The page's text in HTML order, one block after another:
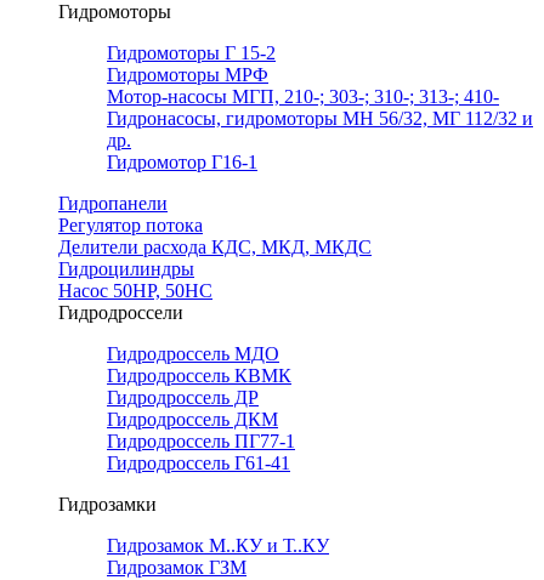
Гидромоторы
Гидромоторы Г 15-2
Гидромоторы МРФ
Мотор-насосы МГП, 210-; 303-; 310-; 313-; 410-
Гидронасосы, гидромоторы МН 56/32, МГ 112/32 и
др.
Гидромотор Г16-1
Гидропанели
Регулятор потока
Делители расхода КДС, МКД, МКДС
Гидроцилиндры
Насос 50НР, 50НС
Гидродроссели
Гидродроссель МДО
Гидродроссель КВМК
Гидродроссель ДР
Гидродроссель ДКМ
Гидродроссель ПГ77-1
Гидродроссель Г61-41
Гидрозамки
Гидрозамок М..КУ и Т..КУ
Гидрозамок ГЗМ